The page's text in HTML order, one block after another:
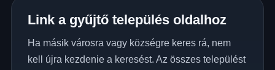
Link a gyűjtő település oldalhoz
Ha másik városra vagy községre keres rá, nem
kell újra kezdenie a keresést. Az összes települést